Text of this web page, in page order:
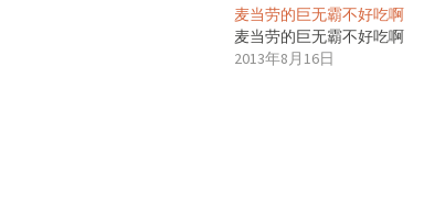
麦当劳的巨无霸不好吃啊
麦当劳的巨无霸不好吃啊
2013年8月16日